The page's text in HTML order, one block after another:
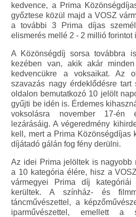
kedvence, a Prima
győztese közül majd a VOSZ
a további 3 Prima díjas
elismerés mellé 2 - 2 millió forintot
A Közönségdíj sorsa továbbra
kezében van, akik akár
kedvencükre a voksaikat. Az
szavazás nagy érdeklődésre tart
oldalon bemutatkozó 10 jelölt
gyűjti be idén is. Érdemes
voksolásra november 17-én
lezárásáig. A végeredmény
kell, mert a Prima Közönségdíjas
díjátadó gálán fog fény derülni.
Az idei Prima jelöltek is nagyobb
a 10 kategória élére, hisz a
vármegyei Prima díj kategóriái
kerültek. A színház- és
táncművészettel, a
iparművészettel, emellett a